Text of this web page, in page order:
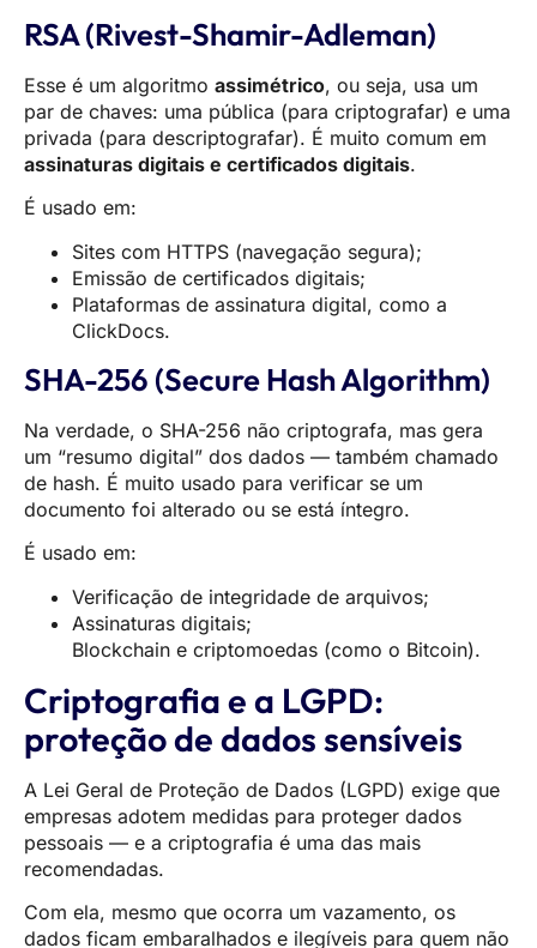
RSA (Rivest-Shamir-Adleman)
Esse é um algoritmo assimétrico, ou seja, usa um
par de chaves: uma pública (para criptografar) e uma
privada (para descriptografar). É muito comum em
assinaturas digitais e certificados digitais.
É usado em:
Sites com HTTPS (navegação segura);
Emissão de certificados digitais;
Plataformas de assinatura digital, como a
ClickDocs.
SHA-256 (Secure Hash Algorithm)
Na verdade, o SHA-256 não criptografa, mas gera
um “resumo digital” dos dados — também chamado
de hash. É muito usado para verificar se um
documento foi alterado ou se está íntegro.
É usado em:
Verificação de integridade de arquivos;
Assinaturas digitais;
Blockchain e criptomoedas (como o Bitcoin).
Criptografia e a LGPD:
proteção de dados sensíveis
A Lei Geral de Proteção de Dados (LGPD) exige que
empresas adotem medidas para proteger dados
pessoais — e a criptografia é uma das mais
recomendadas.
Com ela, mesmo que ocorra um vazamento, os
dados ficam embaralhados e ilegíveis para quem não